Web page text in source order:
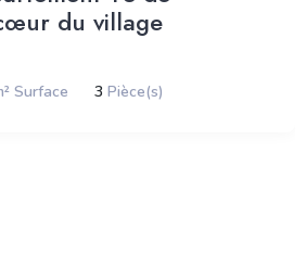
du village
Surface 3 Pièce(s)